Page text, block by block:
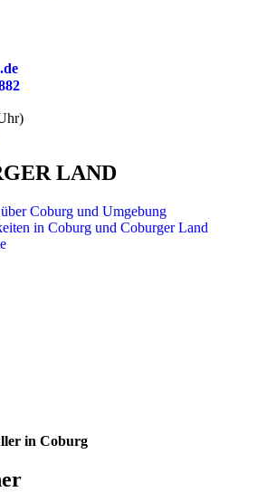
LAND
Coburg und Umgebung
in Coburg und Coburger Land
in Coburg